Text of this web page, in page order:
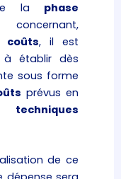
la phase
coûts, il est
à établir dès
sous forme
prévus en
techniques
de ce